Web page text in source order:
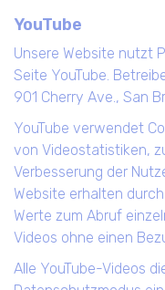
YouTube
Unsere Website nutzt
Seite YouTube.
901 Cherry Ave., San
YouTube verwendet
von Videostatistiken,
Verbesserung der
Website erhalten
Werte zum Abruf
Videos ohne einen
Alle YouTube-Videos